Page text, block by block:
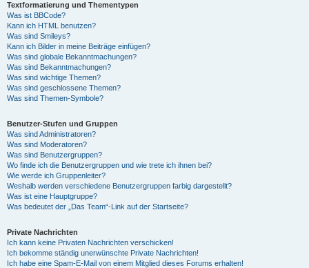
Textformatierung und Thementypen
Was ist BBCode?
Kann ich HTML benutzen?
Was sind Smileys?
Kann ich Bilder in meine Beiträge einfügen?
Was sind globale Bekanntmachungen?
Was sind Bekanntmachungen?
Was sind wichtige Themen?
Was sind geschlossene Themen?
Was sind Themen-Symbole?
Benutzer-Stufen und Gruppen
Was sind Administratoren?
Was sind Moderatoren?
Was sind Benutzergruppen?
Wo finde ich die Benutzergruppen und wie trete ich ihnen bei?
Wie werde ich Gruppenleiter?
Weshalb werden verschiedene Benutzergruppen farbig dargestellt?
Was ist eine Hauptgruppe?
Was bedeutet der „Das Team“-Link auf der Startseite?
Private Nachrichten
Ich kann keine Privaten Nachrichten verschicken!
Ich bekomme ständig unerwünschte Private Nachrichten!
Ich habe eine Spam-E-Mail von einem Mitglied dieses Forums erhalten!